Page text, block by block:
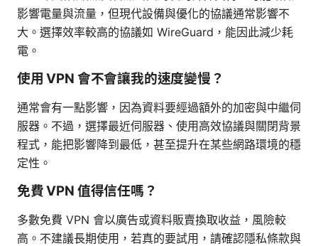
影響電量與流量，但現代設備與優化的協議通常影響不
大。選擇效率較高的協議如 WireGuard，能因此減少耗
電。
使用 VPN 會不會讓我的速度變慢？
通常會有一點影響，因為資料要經過額外的加密與中繼伺
服器。不過，選擇最近伺服器、使用高效協議與關閉背景
程式，能把影響降到最低，甚至提升在某些網路環境的穩
定性。
免費 VPN 值得信任嗎？
多數免費 VPN 會以廣告或資料販賣換取收益，風險較
高。不建議長期使用，若真的要試用，請確認隱私條款與